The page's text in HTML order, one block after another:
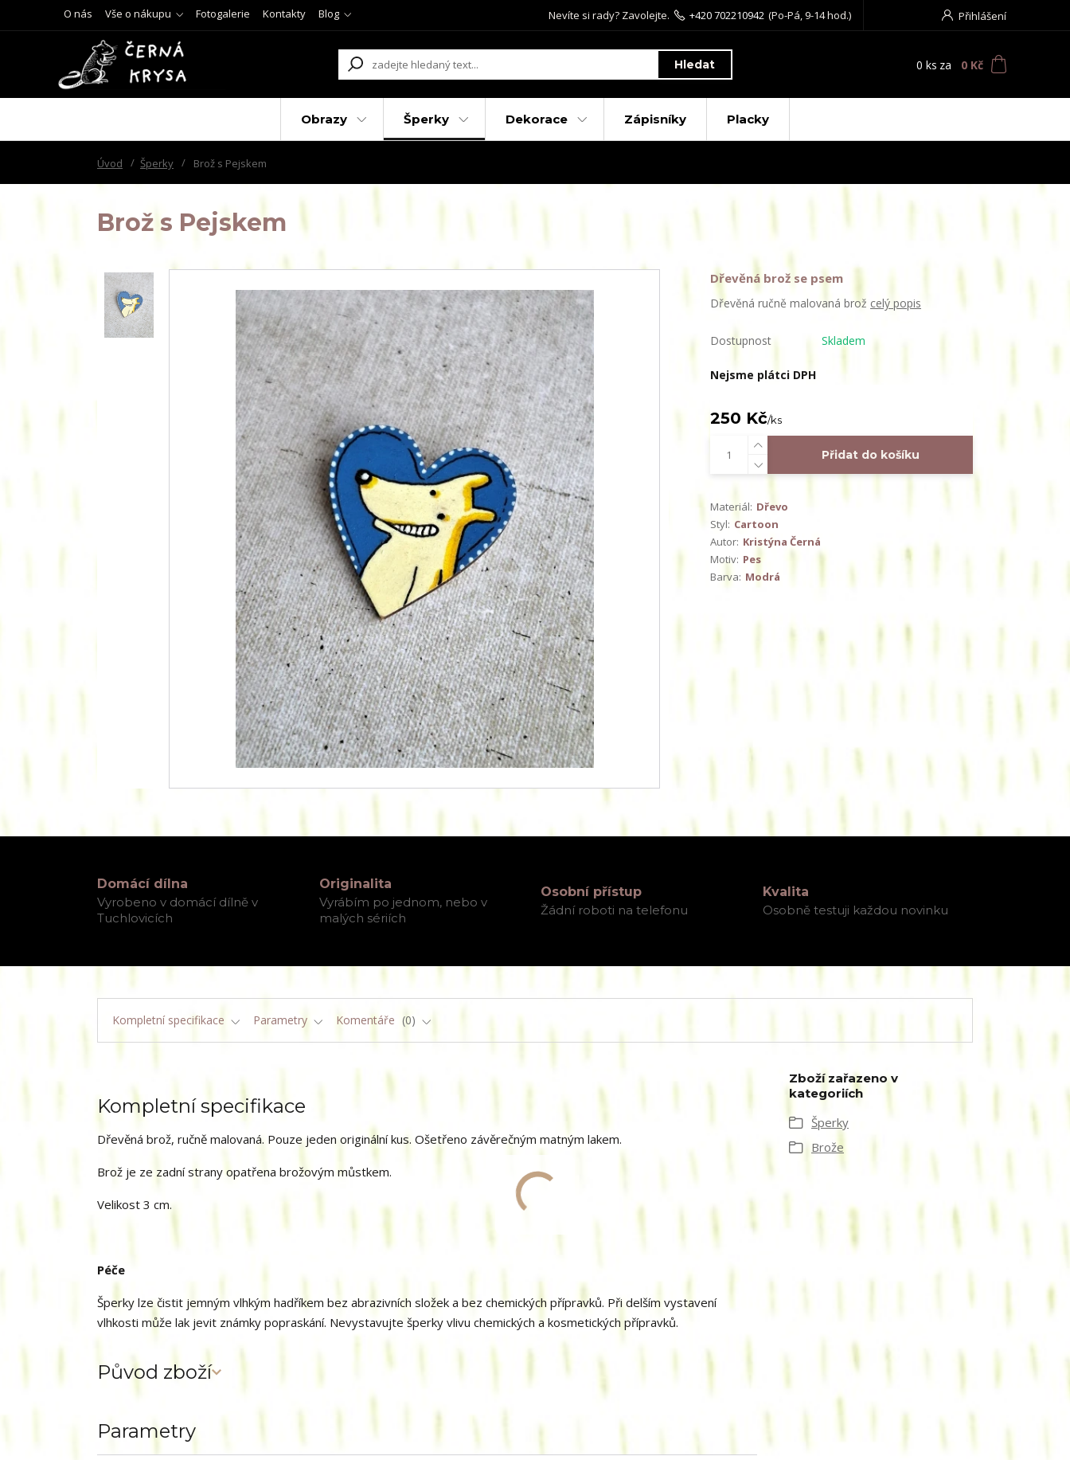
O nás Vše o nákupu Fotogalerie Kontakty Blog Přihlášení
Hledat
Nevíte si rady? Zavolejte. +420 702210942 (Po-Pá, 9-14 hod.)
0 ks za 0 Kč
Obrazy Šperky Dekorace Zápisníky Placky
Úvod Šperky Brož s Pejskem
Brož s Pejskem
Dřevěná brož se psem
Dřevěná ručně malovaná brož celý popis
Dostupnost Skladem
Nejsme plátci DPH
250 Kč/ks
Přidat do košíku
Materiál: Dřevo
Styl: Cartoon
Autor: Kristýna Černá
Motiv: Pes
Barva: Modrá
Domácí dílna
Vyrobeno v domácí dílně v
Tuchlovicích
Originalita
Vyrábím po jednom, nebo v
malých sériích
Osobní přístup
Žádní roboti na telefonu
Kvalita
Osobně testuji každou novinku
Kompletní specifikace Parametry Komentáře 0
Kompletní specifikace
Dřevěná brož, ručně malovaná. Pouze jeden originální kus. Ošetřeno závěrečným matným lakem.
Brož je ze zadní strany opatřena brožovým můstkem.
Velikost 3 cm.
Péče
Šperky lze čistit jemným vlhkým hadříkem bez abrazivních složek a bez chemických přípravků. Při delším vystavení
vlhkosti může lak jevit známky popraskání. Nevystavujte šperky vlivu chemických a kosmetických přípravků.
Původ zboží
Parametry
Zboží zařazeno v
kategoriích
Šperky
Brože